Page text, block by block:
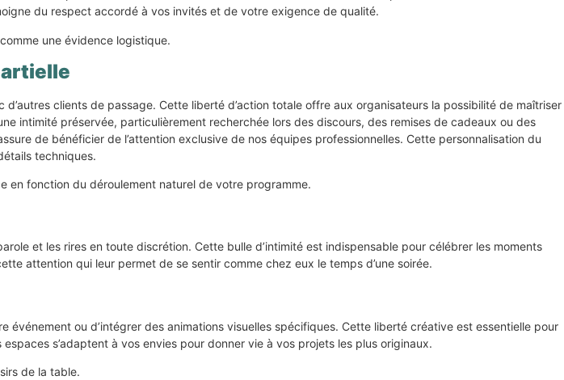
du respect accordé à vos invités et de votre exigence de qualité.
une évidence logistique.
clients de passage. Cette liberté d’action totale offre aux organisateurs la possibilité de maîtriser
intimité préservée, particulièrement recherchée lors des discours, des remises de cadeaux ou des
de bénéficier de l’attention exclusive de nos équipes professionnelles. Cette personnalisation du
techniques.
en fonction du déroulement naturel de votre programme.
et les rires en toute discrétion. Cette bulle d’intimité est indispensable pour célébrer les moments
attention qui leur permet de se sentir comme chez eux le temps d’une soirée.
ou d’intégrer des animations visuelles spécifiques. Cette liberté créative est essentielle pour
s’adaptent à vos envies pour donner vie à vos projets les plus originaux.
de la table.